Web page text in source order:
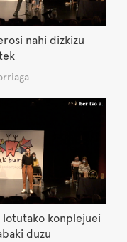
nahi dizkizu
konplejuei
duzu